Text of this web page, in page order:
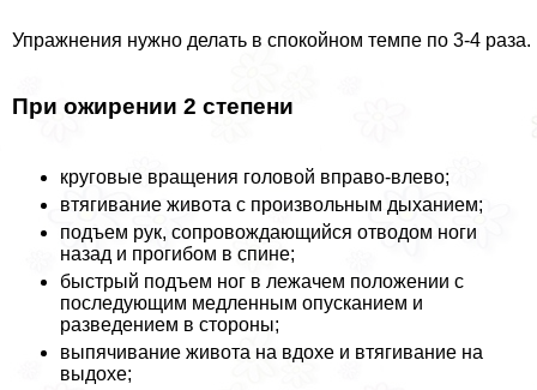
Упражнения нужно делать в спокойном темпе по 3-4 раза.
При ожирении 2 степени
круговые вращения головой вправо-влево;
втягивание живота с произвольным дыханием;
подъем рук, сопровождающийся отводом ноги
назад и прогибом в спине;
быстрый подъем ног в лежачем положении с
последующим медленным опусканием и
разведением в стороны;
выпячивание живота на вдохе и втягивание на
выдохе;